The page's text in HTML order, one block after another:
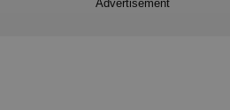
Advertisement